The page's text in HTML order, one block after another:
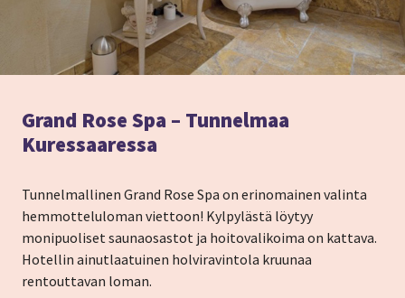
Grand Rose Spa – Tunnelmaa
Kuressaaressa
Tunnelmallinen Grand Rose Spa on erinomainen valinta
hemmotteluloman viettoon! Kylpylästä löytyy
monipuoliset saunaosastot ja hoitovalikoima on kattava.
Hotellin ainutlaatuinen holviravintola kruunaa
rentouttavan loman.